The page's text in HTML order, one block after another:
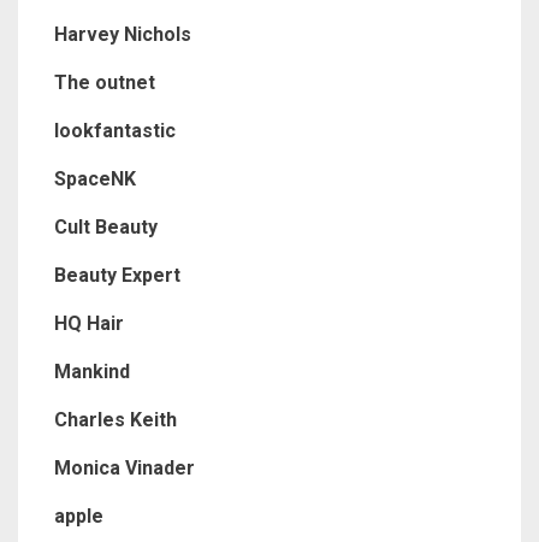
Harvey Nichols
The outnet
lookfantastic
SpaceNK
Cult Beauty
Beauty Expert
HQ Hair
Mankind
Charles Keith
Monica Vinader
apple